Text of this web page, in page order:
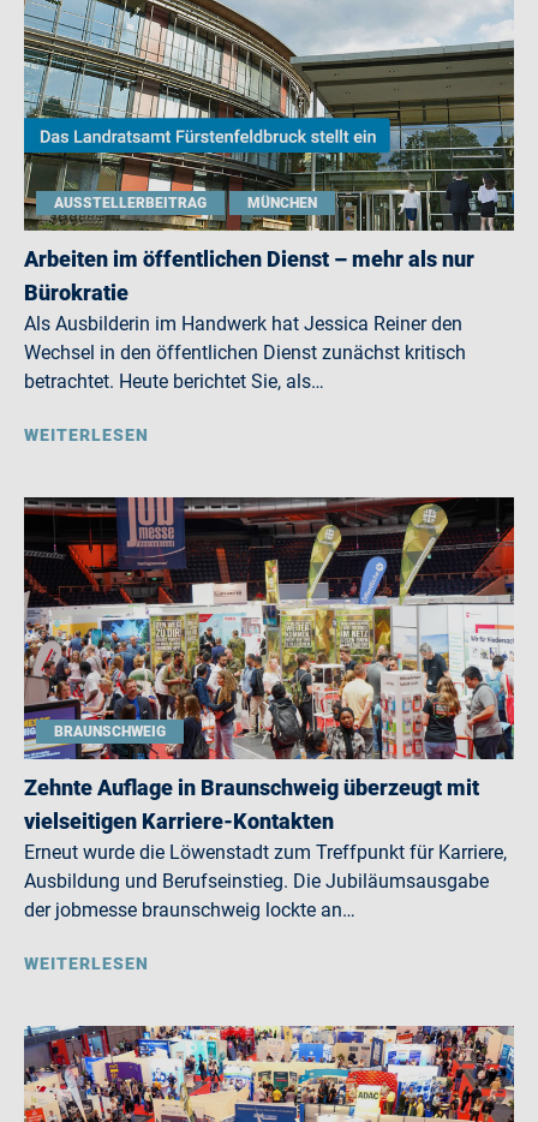
AUSSTELLERBEITRAG MÜNCHEN
Arbeiten im öffentlichen Dienst – mehr als nur
Bürokratie
Als Ausbilderin im Handwerk hat Jessica Reiner den
Wechsel in den öffentlichen Dienst zunächst kritisch
betrachtet. Heute berichtet Sie, als…
WEITERLESEN
BRAUNSCHWEIG
Zehnte Auflage in Braunschweig überzeugt mit
vielseitigen Karriere-Kontakten
Erneut wurde die Löwenstadt zum Treffpunkt für Karriere,
Ausbildung und Berufseinstieg. Die Jubiläumsausgabe
der jobmesse braunschweig lockte an…
WEITERLESEN